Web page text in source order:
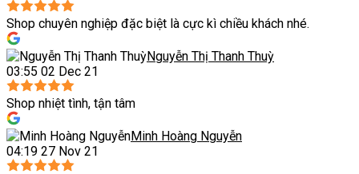
Shop chuyên nghiệp đặc biệt là cực kì chiều khách nhé.
Nguyễn Thị Thanh Thuỳ
03:55 02 Dec 21
Shop nhiệt tình, tận tâm
Minh Hoàng Nguyễn
04:19 27 Nov 21